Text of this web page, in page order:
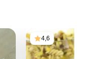
4,6